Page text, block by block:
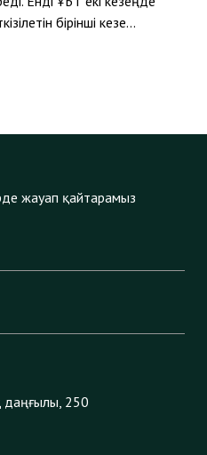
бірінші кезе…
жауап қайтарамыз
250